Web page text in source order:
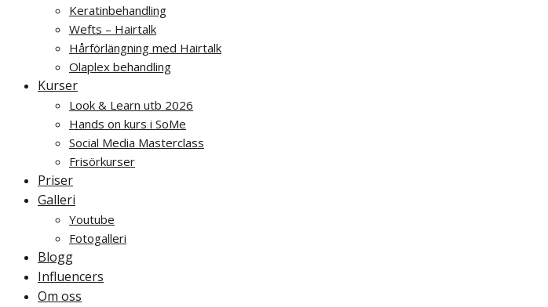
Keratinbehandling
Wefts – Hairtalk
Hårförlängning med Hairtalk
Olaplex behandling
Kurser
Look & Learn utb 2026
Hands on kurs i SoMe
Social Media Masterclass
Frisörkurser
Priser
Galleri
Youtube
Fotogalleri
Blogg
Influencers
Om oss